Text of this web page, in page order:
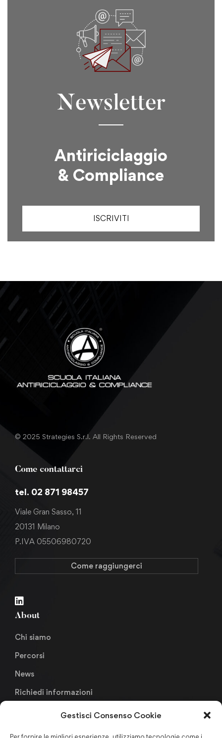
Gestisci Consenso Cookie
Newsletter
Antiriciclaggio
& Compliance
ISCRIVITI
© 2025 Strategies S.r.l. All Rights Reserved
Come contattarci
tel. 02 871 98457
Viale Gran Sasso, 11
20131 Milano
P.IVA 05506980720
Come raggiungerci
About
Chi siamo
Percorsi
News
Richiedi informazioni